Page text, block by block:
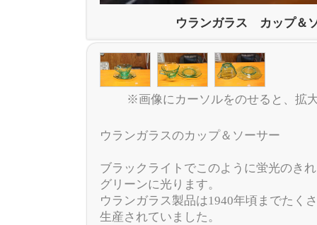
ウランガラス カップ＆
※画像にカーソルをのせると、拡
ウランガラスのカップ＆ソーサー
ブラックライトでこのように蛍光のき
グリーンに光ります。
ウランガラス製品は1940年頃までたく
生産されていました。